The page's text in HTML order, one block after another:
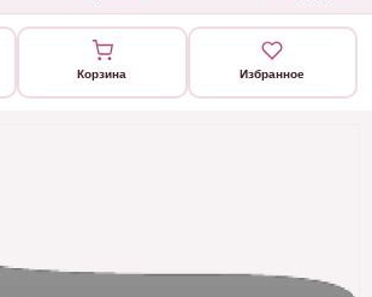
3 шаг
Корзина Избранное